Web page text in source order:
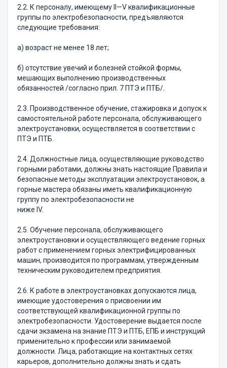
2.2. К персоналу, имеющему II—V квалификационные
группы по электробезопасности, предъявляются
следующие требования:
а) возраст не менее 18 лет;
б) отсутствие увечий и болезней стойкой формы,
мешающих выполнению производственных
обязанностей /согласно прил. 7 ПТЭ и ПТБ/.
2.3. Производственное обучение, стажировка и допуск к
самостоятельной работе персонала, обслуживающего
электроустановки, осуществляется в соответствии с
ПТЭ и ПТБ.
2.4. Должностные лица, осуществляющие руководство
горными работами, должны знать настоящие Правила и
безопасные методы эксплуатации электроустановок, а
горные мастера обязаны иметь квалификационную
группу по электробезопасности не
ниже IV.
2.5. Обучение персонала, обслуживающего
электроустановки и осуществляющего ведение горных
работ с применением горных электрифицированных
машин, производится по программам, утвержденным
техническим руководителем предприятия.
2.6. К работе в электроустановках допускаются лица,
имеющие удостоверения о присвоении им
соответствующей квалификационной группы по
электробезопасности. Удостоверение выдается после
сдачи экзамена на знание ПТЭ и ПТБ, ЕПБ и инструкций
применительно к профессии или занимаемой
должности. Лица, работающие на контактных сетях
карьеров, дополнительно должны знать и сдать